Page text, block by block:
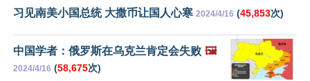
习见南美小国总统 大撒币让国人心寒 2024/4/16 (45,853次)
中国学者：俄罗斯在乌克兰肯定会失败 🖼️
2024/4/16 (58,675次)